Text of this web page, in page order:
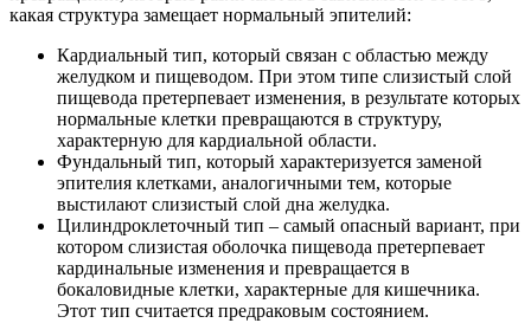
какая структура замещает нормальный эпителий:
Кардиальный тип, который связан с областью между
желудком и пищеводом. При этом типе слизистый слой
пищевода претерпевает изменения, в результате которых
нормальные клетки превращаются в структуру,
характерную для кардиальной области.
Фундальный тип, который характеризуется заменой
эпителия клетками, аналогичными тем, которые
выстилают слизистый слой дна желудка.
Цилиндроклеточный тип – самый опасный вариант, при
котором слизистая оболочка пищевода претерпевает
кардинальные изменения и превращается в
бокаловидные клетки, характерные для кишечника.
Этот тип считается предраковым состоянием.